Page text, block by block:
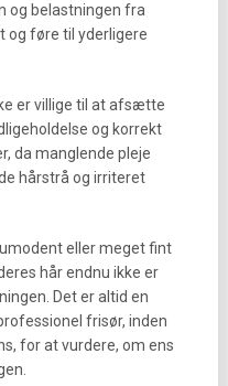
og belastningen fra
føre til yderligere
er villige til at afsætte
og korrekt
da manglende pleje
hårstrå og irriteret
eller meget fint
hår endnu ikke er
Det er altid en
frisør, inden
for at vurdere, om ens